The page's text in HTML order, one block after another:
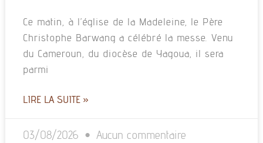
Ce matin, à l’église de la Madeleine, le Père
Christophe Barwang a célébré la messe. Venu
du Cameroun, du diocèse de Yagoua, il sera
parmi
LIRE LA SUITE »
03/08/2026 Aucun commentaire